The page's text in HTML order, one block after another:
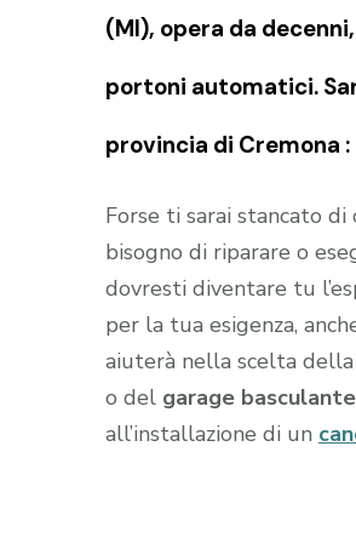
(MI), opera da
portoni automatici.
provincia di Cremona
Forse ti sarai stancato
bisogno di riparare o
dovresti diventare tu
per la tua esigenza,
aiuterà nella scelta
o del garage basculante
all’installazione di un